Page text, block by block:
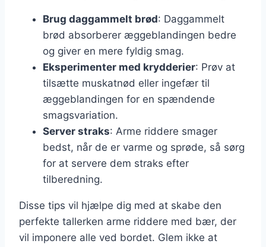
Brug daggammelt brød: Daggammelt
brød absorberer æggeblandingen bedre
og giver en mere fyldig smag.
Eksperimenter med krydderier: Prøv at
tilsætte muskatnød eller ingefær til
æggeblandingen for en spændende
smagsvariation.
Server straks: Arme riddere smager
bedst, når de er varme og sprøde, så sørg
for at servere dem straks efter
tilberedning.
Disse tips vil hjælpe dig med at skabe den
perfekte tallerken arme riddere med bær, der
vil imponere alle ved bordet. Glem ikke at